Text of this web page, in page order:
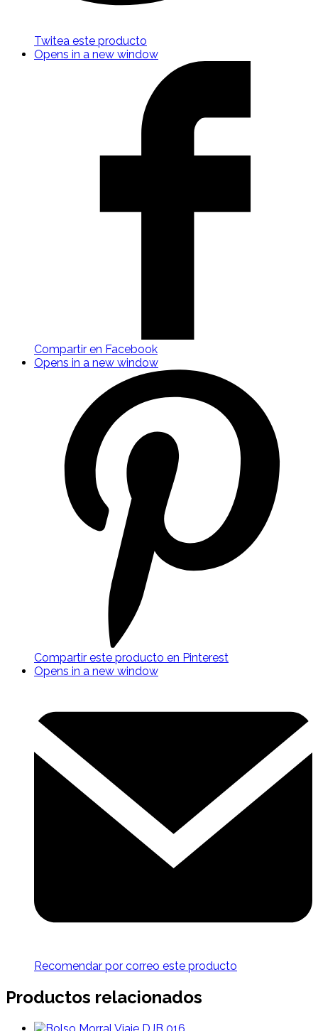
Twitea este producto
Opens in a new window
Compartir en Facebook
Opens in a new window
Compartir este producto en Pinterest
Opens in a new window
Recomendar por correo este producto
Productos relacionados